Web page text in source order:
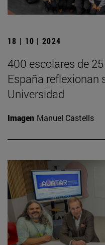
18 | 10 | 2024
400 escolares de
España reflexionan
Universidad
Imagen Manuel Castells